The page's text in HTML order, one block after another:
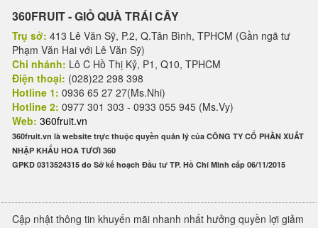
360FRUIT - GIỎ QUÀ TRÁI CÂY
Trụ sở: 413 Lê Văn Sỹ, P.2, Q.Tân Bình, TPHCM (Gần ngã tư
Phạm Văn Hai với Lê Văn Sỹ)
Chi nhánh: Lô C Hồ Thị Kỷ, P1, Q10, TPHCM
Điện thoại: (028)22 298 398
Hotline 1: 0936 65 27 27(Ms.Nhi)
Hotline 2: 0977 301 303 - 0933 055 945 (Ms.Vy)
Web: 360fruit.vn
360fruit.vn là website trực thuộc quyền quản lý của CÔNG TY CỔ PHẦN XUẤT
NHẬP KHẨU HOA TƯƠI 360
GPKD 0313524315 do Sở kế hoạch Đầu tư TP. Hồ Chí Minh cấp 06/11/2015
Cập nhật thông tin khuyến mãi nhanh nhất hưởng quyền lợi giảm